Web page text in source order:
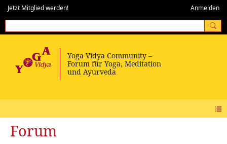
Jetzt Mitglied werden! Anmelden
Forum